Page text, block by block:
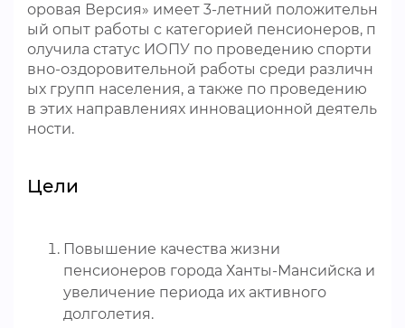
оровая Версия» имеет 3-летний положительн
ый опыт работы с категорией пенсионеров, п
олучила статус ИОПУ по проведению спорти
вно-оздоровительной работы среди различн
ых групп населения, а также по проведению
в этих направлениях инновационной деятель
ности.
Цели
Повышение качества жизни
пенсионеров города Ханты-Мансийска и
увеличение периода их активного
долголетия.